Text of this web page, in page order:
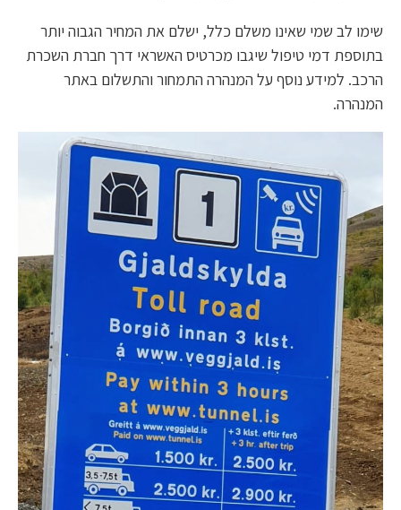
שימו לב שמי שאינו משלם כלל, ישלם את המחיר הגבוה יותר
בתוספת דמי טיפול שיגבו מכרטיס האשראי דרך חברת השכרת
הרכב. למידע נוסף על המנהרה התמחור והתשלום באתר
המנהרה.